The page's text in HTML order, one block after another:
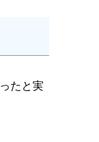
たと実